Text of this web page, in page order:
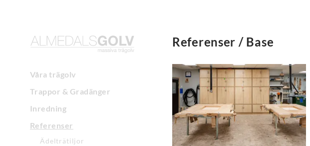
Våra trägolv
Trappor & Gradänger
Inredning
Referenser
Ädelträtiljor
Referenser / Base